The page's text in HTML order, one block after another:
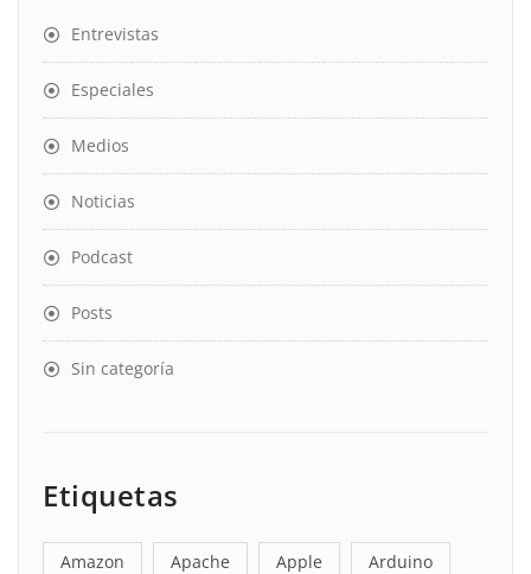
Entrevistas
Especiales
Medios
Noticias
Podcast
Posts
Sin categoría
Etiquetas
Amazon Apache Apple Arduino